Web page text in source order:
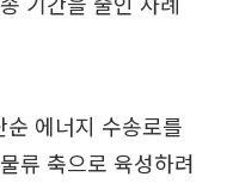
에너지 수송로를
류 축으로 육성하려